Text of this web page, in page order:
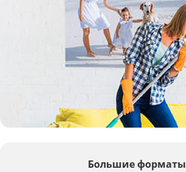
Багетная мастерская
Услуги и сервис
Большие форматы